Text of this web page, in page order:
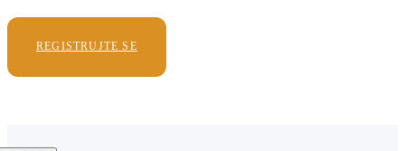
REGISTRUJTE SE